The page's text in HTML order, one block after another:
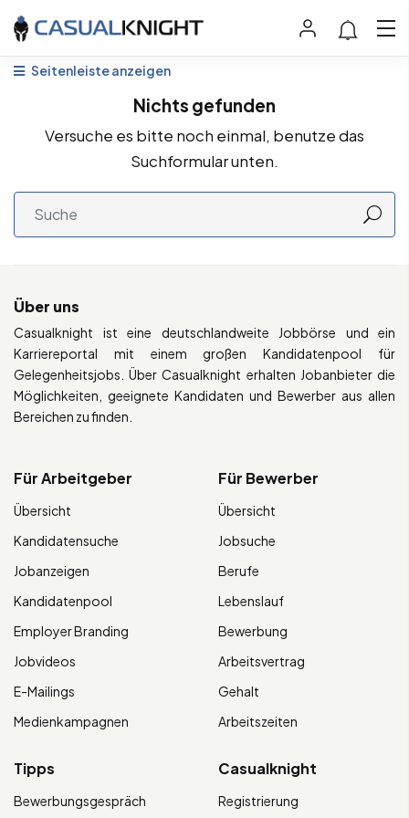
Seitenleiste anzeigen
Nichts gefunden
Versuche es bitte noch einmal, benutze das
Suchformular unten.
Über uns
Casualknight ist eine deutschlandweite Jobbörse und ein
Karriereportal mit einem großen Kandidatenpool für
Gelegenheitsjobs. Über Casualknight erhalten Jobanbieter die
Möglichkeiten, geeignete Kandidaten und Bewerber aus allen
Bereichen zu finden.
Für Arbeitgeber
Übersicht
Kandidatensuche
Jobanzeigen
Kandidatenpool
Employer Branding
Jobvideos
E-Mailings
Medienkampagnen
Für Bewerber
Übersicht
Jobsuche
Berufe
Lebenslauf
Bewerbung
Arbeitsvertrag
Gehalt
Arbeitszeiten
Tipps
Bewerbungsgespräch
Casualknight
Registrierung